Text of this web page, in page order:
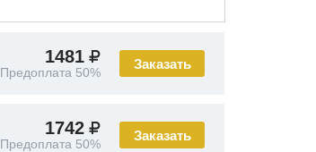
Заказать
1481
Предоплата 50%
Заказать
1742
Предоплата 50%